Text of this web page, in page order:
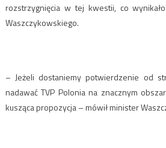
rozstrzygnięcia w tej kwestii, co
Waszczykowskiego.
– Jeżeli dostaniemy potwierdzenie od
nadawać TVP Polonia na znacznym
kusząca propozycja – mówił minister